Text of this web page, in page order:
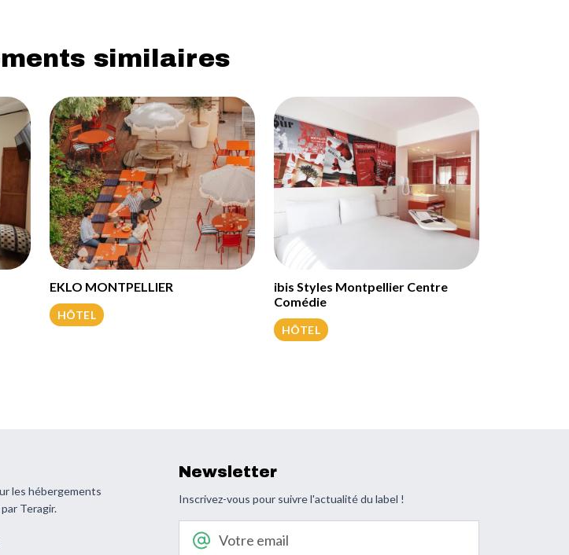
similaires
EKLO MONTPELLIER
HÔTEL
ibis Styles Montpellier Centre
Comédie
HÔTEL
les hébergements
Teragir.
Newsletter
Inscrivez-vous pour suivre l'actualité du label !